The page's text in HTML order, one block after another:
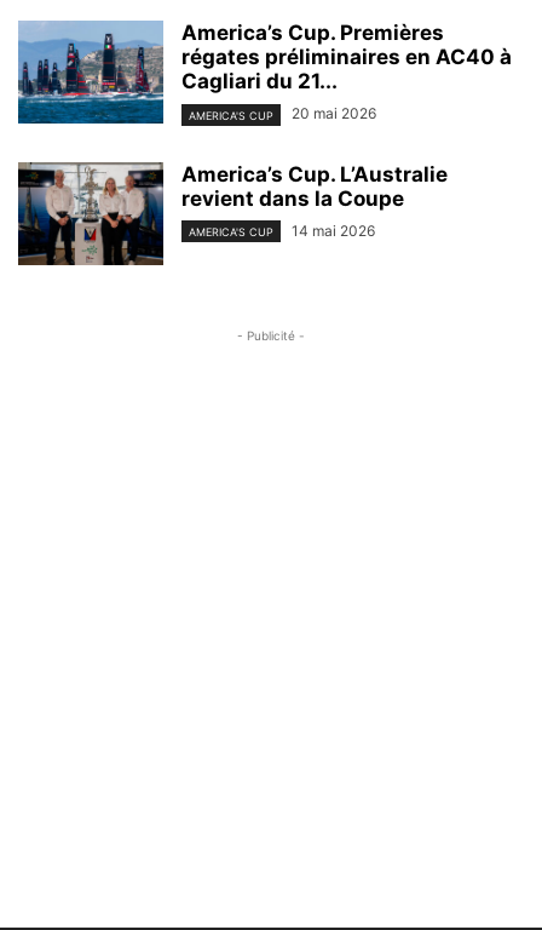
America’s Cup. Premières
régates préliminaires en AC40 à
Cagliari du 21...
AMERICA'S CUP 20 mai 2026
America’s Cup. L’Australie
revient dans la Coupe
AMERICA'S CUP 14 mai 2026
- Publicité -